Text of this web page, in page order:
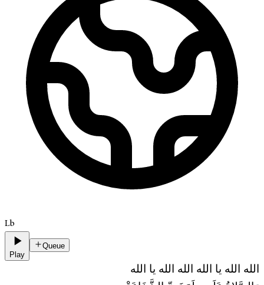
Lb
Play
Queue
الله الله يا الله الله الله يا الله